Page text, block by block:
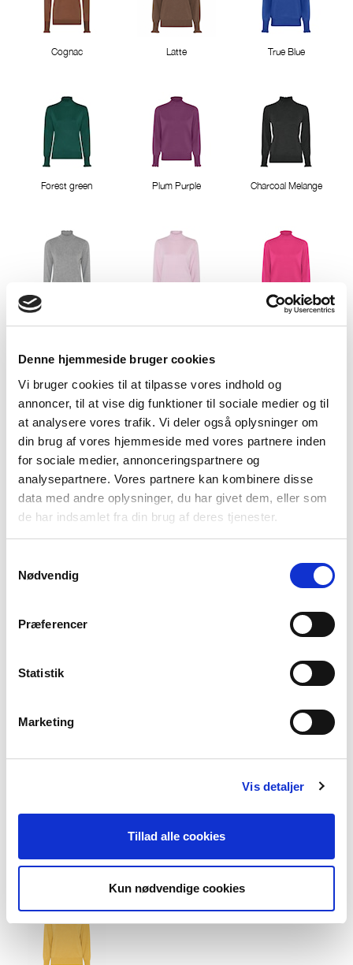
Denne hjemmeside bruger cookies
Vi bruger cookies til at tilpasse vores indhold og
annoncer, til at vise dig funktioner til sociale medier og til
at analysere vores trafik. Vi deler også oplysninger om
din brug af vores hjemmeside med vores partnere inden
for sociale medier, annonceringspartnere og
analysepartnere. Vores partnere kan kombinere disse
data med andre oplysninger, du har givet dem, eller som
de har indsamlet fra din brug af deres tjenester.
Nødvendig
Præferencer
Statistik
Marketing
Vis detaljer
Tillad alle cookies
Kun nødvendige cookies
Cognac Latte True Blue
Forest green Plum Purple Charcoal Melange
Cactus Pink Deep Lavender
Cocoa Brown
Velvet Blue Brugundy